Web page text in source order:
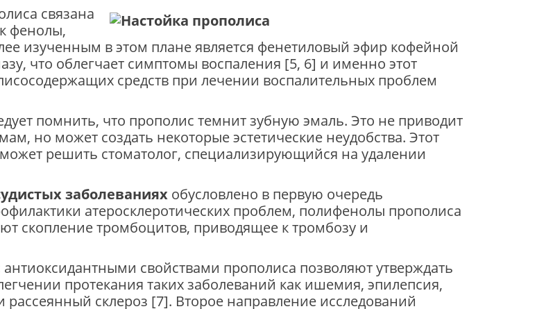
связана
фенолы,
изученным в этом плане является фенетиловый эфир кофейной
что облегчает симптомы воспаления [5, 6] и именно этот
средств при лечении воспалительных проблем
помнить, что прополис темнит зубную эмаль. Это не приводит
но может создать некоторые эстетические неудобства. Этот
решить стоматолог, специализирующийся на удалении
заболеваниях обусловлено в первую очередь
атеросклеротических проблем, полифенолы прополиса
скопление тромбоцитов, приводящее к тромбозу и
свойствами прополиса позволяют утверждать
протекания таких заболеваний как ишемия, эпилепсия,
склероз [7]. Второе направление исследований